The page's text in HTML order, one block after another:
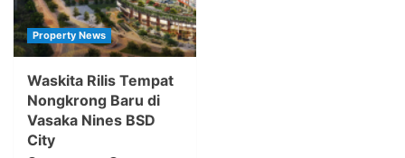
Property News
Waskita Rilis Tempat
Nongkrong Baru di
Vasaka Nines BSD
City